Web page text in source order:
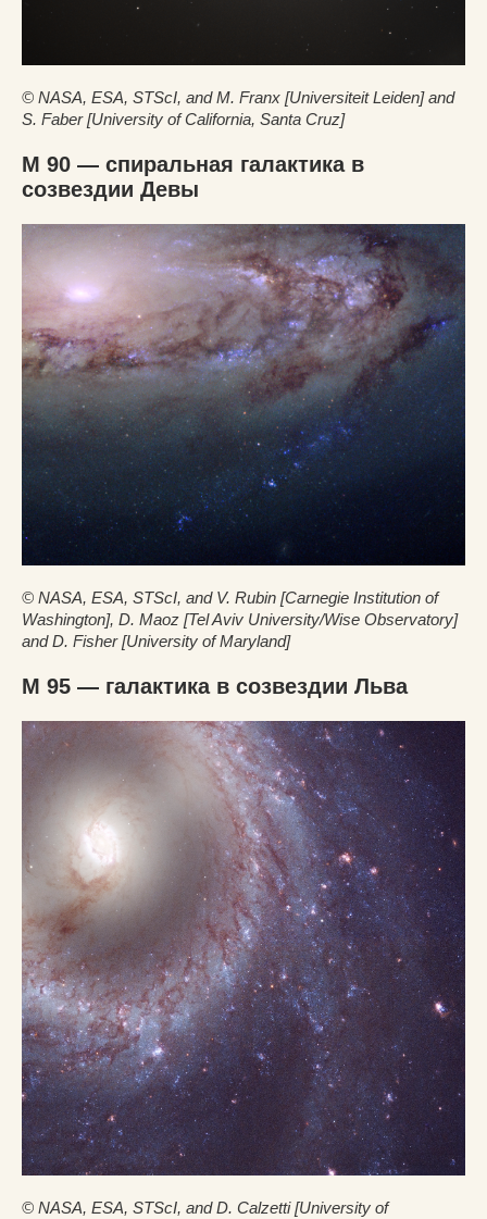
© NASA, ESA, STScI, and M. Franx [Universiteit Leiden] and
S. Faber [University of California, Santa Cruz]
M 90 — спиральная галактика в
созвездии Девы
© NASA, ESA, STScI, and V. Rubin [Carnegie Institution of
Washington], D. Maoz [Tel Aviv University/Wise Observatory]
and D. Fisher [University of Maryland]
M 95 — галактика в созвездии Льва
© NASA, ESA, STScI, and D. Calzetti [University of